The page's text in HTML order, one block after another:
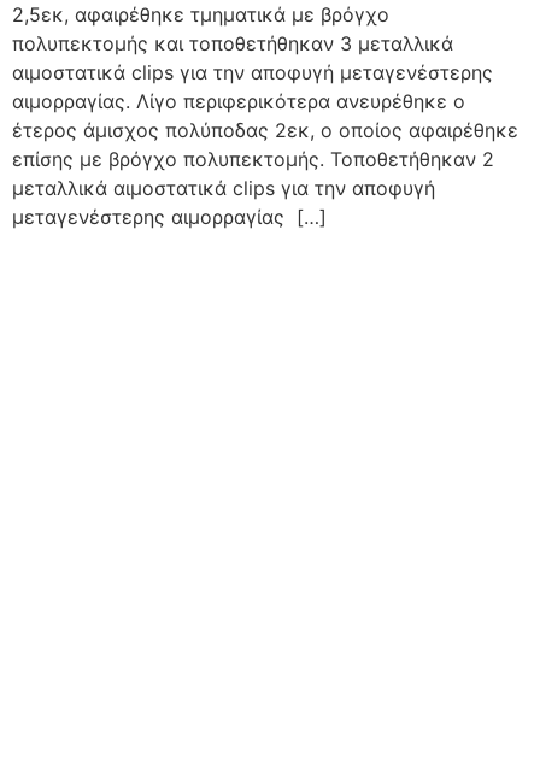
2,5εκ, αφαιρέθηκε τμηματικά με βρόγχο
πολυπεκτομής και τοποθετήθηκαν 3 μεταλλικά
αιμοστατικά clips για την αποφυγή μεταγενέστερης
αιμορραγίας. Λίγο περιφερικότερα ανευρέθηκε ο
έτερος άμισχος πολύποδας 2εκ, ο οποίος αφαιρέθηκε
επίσης με βρόγχο πολυπεκτομής. Τοποθετήθηκαν 2
μεταλλικά αιμοστατικά clips για την αποφυγή
μεταγενέστερης αιμορραγίας […]